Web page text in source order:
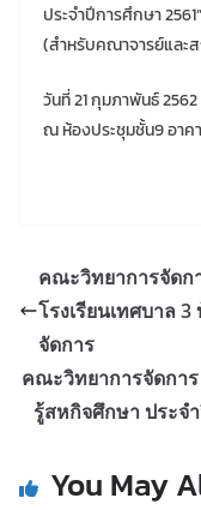
ประจำปีการศึกษา 2561”
(สำหรับคณาจารย์และ
วันที่ 21 กุมภาพันธ์ 2562
ณ ห้องประชุมชั้น9 อาค
คณะวิทยาการจัดก
โรงเรียนเทศบาล
จัดการ
คณะวิทยาการจัดกา
รู้สหกิจศึกษา ประจ
You May